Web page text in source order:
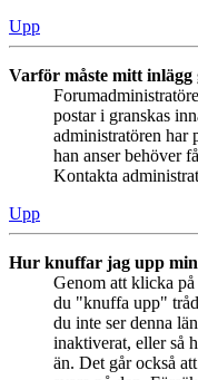
Upp
Varför måste mitt inlägg
postar i granskas
administratören har
han anser behöver
Kontakta
Upp
Hur knuffar jag upp
Genom att klicka
du "knuffa upp"
du inte ser denna
inaktiverat, eller så
än. Det går också